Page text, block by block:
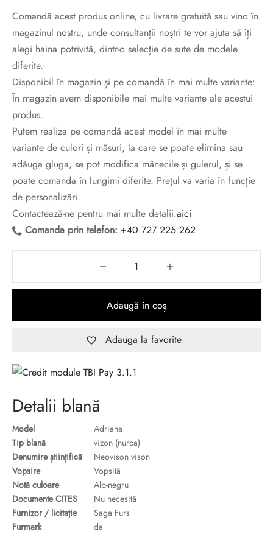
inițial a
fost:
11.750 lei.
curent
este:
5.875 lei.
Comandă acest produs online, cu livrare gratuită sau vino în
magazinul nostru, unde consultanții noștri te vor ajuta să îți
alegi haina potrivită, dintr-o selecție de sute de modele
diferite.
Disponibil în magazin și pe comandă în mai multe variante:
În magazin avem disponibile mai multe variante ale acestui
produs.
Putem realiza pe comandă acest model în mai multe
variante de culori și măsuri, la care se poate elimina sau
adăuga gluga, se pot modifica mânecile și gulerul, și se
poate comanda în lungimi diferite. Prețul va varia în funcție
de personalizări.
Contactează-ne pentru mai multe detalii.aici
Comanda prin telefon: +40 727 225 262
Adaugă în coș
Adauga la favorite
Detalii blană
Model
Adriana
Tip blană
vizon (nurca)
Denumire științifică
Neovison vison
Vopsire
Vopsită
Notă culoare
Alb-negru
Documente CITES
Nu necesită
Furnizor / licitație
Saga Furs
Furmark
da